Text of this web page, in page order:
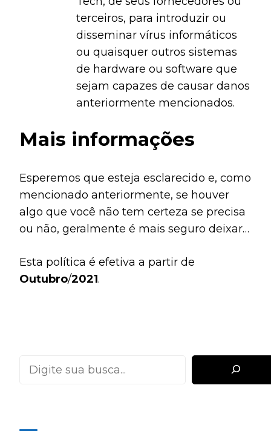
terceiros, para introduzir ou
disseminar vírus informáticos
ou quaisquer outros sistemas
de hardware ou software que
sejam capazes de causar danos
anteriormente mencionados.
Mais informações
Esperemos que esteja esclarecido e, como
mencionado anteriormente, se houver
algo que você não tem certeza se precisa
ou não, geralmente é mais seguro deixar
dos recursos que você usa em nosso site.
Esta política é efetiva a partir de
Outubro/2021.